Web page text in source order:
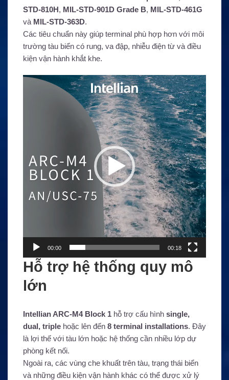
STD-810H, MIL-STD-901D Grade B, MIL-STD-461G
và MIL-STD-363D.
Các tiêu chuẩn này giúp terminal phù hợp hơn với môi
trường tàu biển có rung, va đập, nhiễu điện từ và điều
kiện vận hành khắt khe.
Trình
00:00 00:18
Hỗ trợ hệ thống quy mô
lớn
Intellian ARC-M4 Block 1 hỗ trợ cấu hình single,
dual, triple hoặc lên đến 8 terminal installations. Đây
là lợi thế với tàu lớn hoặc hệ thống cần nhiều lớp dự
phòng kết nối.
Ngoài ra, các vùng che khuất trên tàu, trạng thái biển
và những điều kiện vận hành khác có thể được xử lý